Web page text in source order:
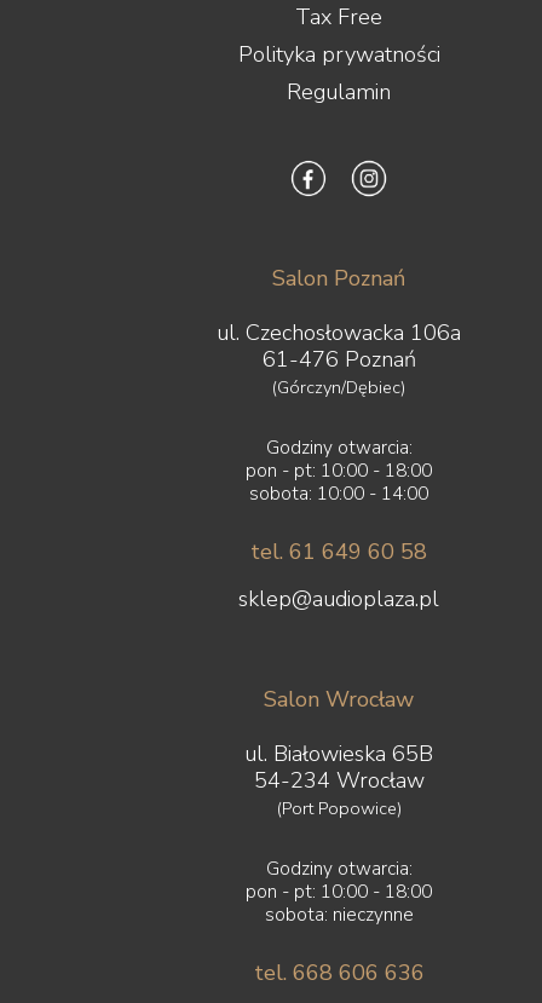
Tax Free
Polityka prywatności
Regulamin
Salon Poznań
ul. Czechosłowacka 106a
61-476 Poznań
(Górczyn/Dębiec)
Godziny otwarcia:
pon - pt: 10:00 - 18:00
sobota: 10:00 - 14:00
tel. 61 649 60 58
sklep@audioplaza.pl
Salon Wrocław
ul. Białowieska 65B
54-234 Wrocław
(Port Popowice)
Godziny otwarcia:
pon - pt: 10:00 - 18:00
sobota: nieczynne
tel. 668 606 636